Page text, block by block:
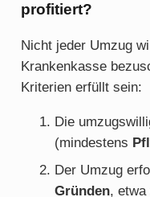
profitiert?
Nicht jeder Umzug
Krankenkasse
Kriterien erfüllt sein:
Die
(mindestens
Der Umzug
Gründen, etwa